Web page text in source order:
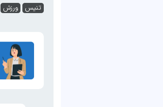
تنیس
ورزش